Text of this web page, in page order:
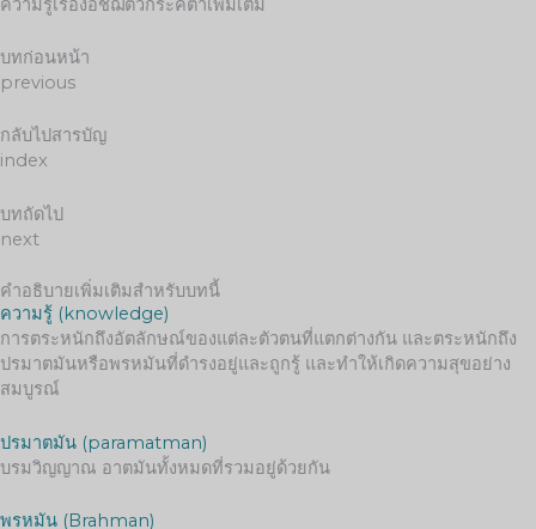
ความรู้เรื่องอัชฌตวกระคีตาเพิ่มเติม
บทก่อนหน้า
previous
กลับไปสารบัญ
index
บทถัดไป
next
คำอธิบายเพิ่มเติมสำหรับบทนี้
ความรู้ (knowledge)
การตระหนักถึงอัตลักษณ์ของแต่ละตัวตนที่แตกต่างกัน และตระหนักถึง
ปรมาตมันหรือพรหมันที่ดำรงอยู่และถูกรู้ และทำให้เกิดความสุขอย่าง
สมบูรณ์
ปรมาตมัน (paramatman)
บรมวิญญาณ อาตมันทั้งหมดที่รวมอยู่ด้วยกัน
พรหมัน (Brahman)